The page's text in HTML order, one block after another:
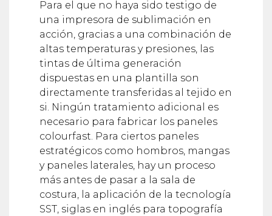
Para el que no haya sido testigo de
una impresora de sublimación en
acción, gracias a una combinación de
altas temperaturas y presiones, las
tintas de última generación
dispuestas en una plantilla son
directamente transferidas al tejido en
si. Ningún tratamiento adicional es
necesario para fabricar los paneles
colourfast. Para ciertos paneles
estratégicos como hombros, mangas
y paneles laterales, hay un proceso
más antes de pasar a la sala de
costura, la aplicación de la tecnología
SST, siglas en inglés para topografía